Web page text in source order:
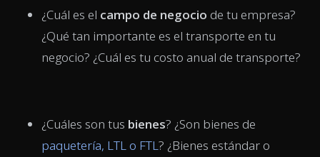
¿Cuál es el campo de negocio de tu empresa?
¿Qué tan importante es el transporte en tu
negocio? ¿Cuál es tu costo anual de transporte?
¿Cuáles son tus bienes? ¿Son bienes de
paquetería, LTL o FTL? ¿Bienes estándar o